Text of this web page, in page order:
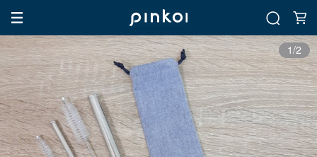
1/2